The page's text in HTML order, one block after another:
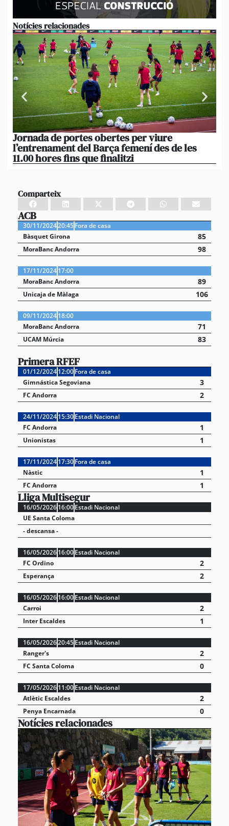
Notícies relacionades
Jornada de portes obertes per viure
l’entrenament del Barça femení des de les
11.00 hores fins que finalitzi
Comparteix
ACB
30/11/202420:45Fora de casa
Bàsquet Girona
85
MoraBanc Andorra 98
17/11/202417:00
MoraBanc Andorra
89
Unicaja de Màlaga 106
09/11/202418:00
MoraBanc Andorra
71
UCAM Múrcia 83
Primera RFEF
01/12/202412:00Fora de casa
Gimnástica Segoviana
3
FC Andorra 2
24/11/202415:30Estadi Nacional
FC Andorra
1
Unionistas 1
17/11/202417:30Fora de casa
Nàstic
1
FC Andorra 1
Lliga Multisegur
16/05/202616:00Estadi Nacional
UE Santa Coloma
- descansa -
16/05/202616:00Estadi Nacional
FC Ordino
2
Esperança 2
16/05/202616:00Estadi Nacional
Carroi
2
Inter Escaldes 1
16/05/202620:45Estadi Nacional
Ranger's
2
FC Santa Coloma 0
17/05/202611:00Estadi Nacional
Atlètic Escaldes
2
Penya Encarnada 0
Notícies relacionades